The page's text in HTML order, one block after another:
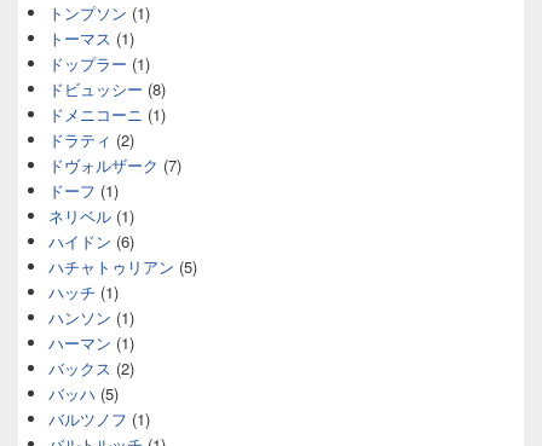
トンプソン (1)
トーマス (1)
ドップラー (1)
ドビュッシー (8)
ドメニコーニ (1)
ドラティ (2)
ドヴォルザーク (7)
ドーフ (1)
ネリベル (1)
ハイドン (6)
ハチャトゥリアン (5)
ハッチ (1)
ハンソン (1)
ハーマン (1)
バックス (2)
バッハ (5)
バルツノフ (1)